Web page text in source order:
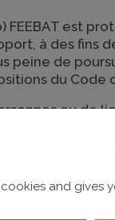
est
à des
peine de
du
ou de
des
et expresse
à l’image,
la publicité.
une
cookies and